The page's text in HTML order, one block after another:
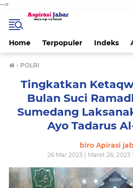
-->
Home Terpopuler Indeks
› POLRI
Tingkatkan
Bulan Suci
Sumedang
Ayo Tadarus
biro Apirasi
26 Mar 2023 | Maret 26, 2023